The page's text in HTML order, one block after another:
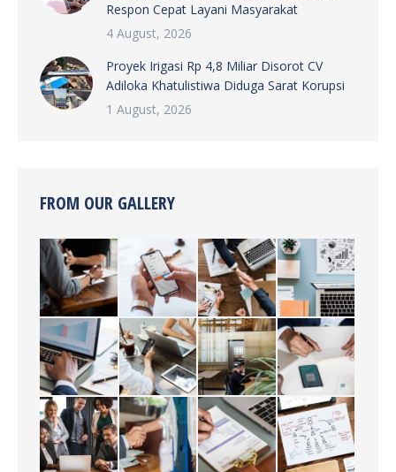
Respon Cepat Layani Masyarakat
4 August, 2026
Proyek Irigasi Rp 4,8 Miliar Disorot CV
Adiloka Khatulistiwa Diduga Sarat Korupsi
1 August, 2026
FROM OUR GALLERY